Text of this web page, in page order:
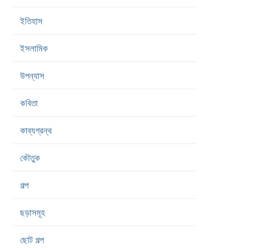
ইতিহাস
ইসলামিক
উপন্যাস
কবিতা
কাব্যগ্রন্থ
কৌতুক
গল্প
ছড়াসমূহ
ছোট গল্প